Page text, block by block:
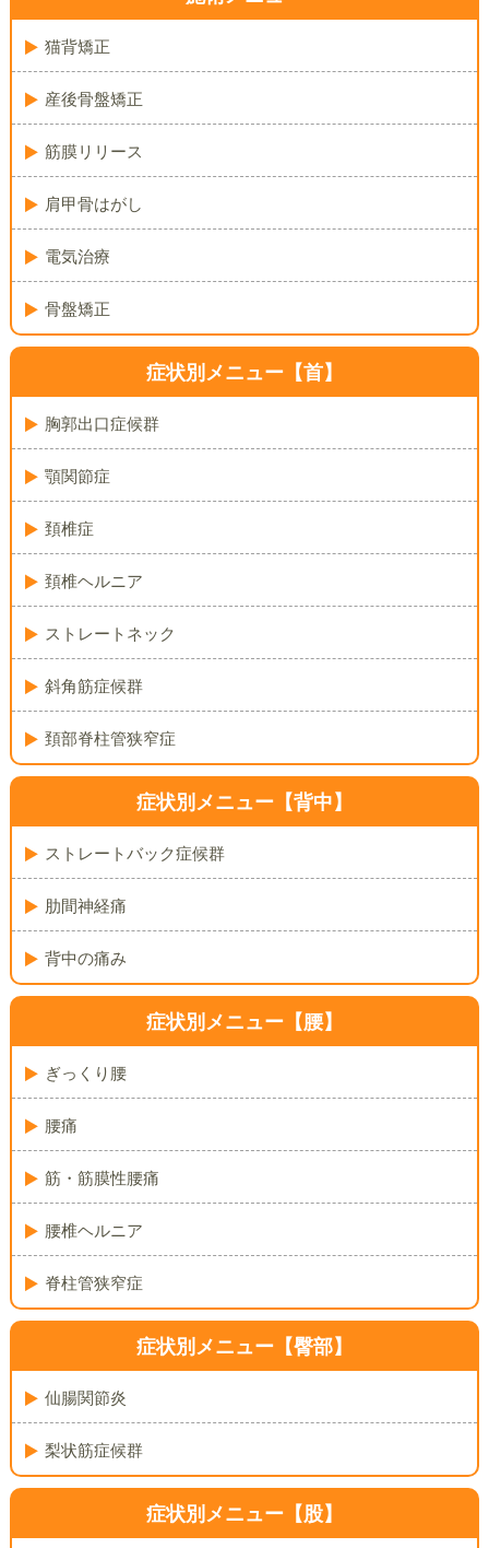
猫背矯正
産後骨盤矯正
筋膜リリース
肩甲骨はがし
電気治療
骨盤矯正
症状別メニュー【首】
胸郭出口症候群
顎関節症
頚椎症
頚椎ヘルニア
ストレートネック
斜角筋症候群
頚部脊柱管狭窄症
症状別メニュー【背中】
ストレートバック症候群
肋間神経痛
背中の痛み
症状別メニュー【腰】
ぎっくり腰
腰痛
筋・筋膜性腰痛
腰椎ヘルニア
脊柱管狭窄症
症状別メニュー【臀部】
仙腸関節炎
梨状筋症候群
症状別メニュー【股】